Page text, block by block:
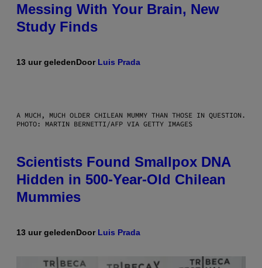
Messing With Your Brain, New
Study Finds
13 uur geledenDoor Luis Prada
A MUCH, MUCH OLDER CHILEAN MUMMY THAN THOSE IN QUESTION.
PHOTO: MARTIN BERNETTI/AFP VIA GETTY IMAGES
Scientists Found Smallpox DNA
Hidden in 500-Year-Old Chilean
Mummies
13 uur geledenDoor Luis Prada